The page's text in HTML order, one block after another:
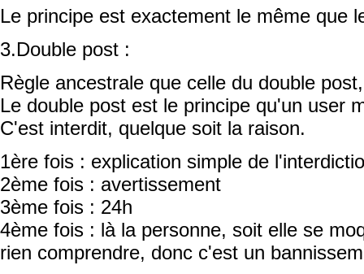
Le principe est exactement le même que
3.Double post :
Règle ancestrale que celle du double
Le double post est le principe qu'un user
C'est interdit, quelque soit la raison.
1ère fois : explication simple de
2ème fois : avertissement
3ème fois : 24h
4ème fois : là la personne, soit elle se
rien comprendre, donc c'est un